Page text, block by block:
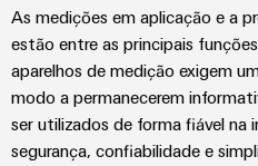
de
dados
e
produtos
para
Construção
inteligente
de
quadros
Fiação
do
sistema
CLP
e
soluções
laboratório
Suporte
Distribuição
Buscar
um
gerenciamento
Imprensa
As medições em aplicação e a
estão entre as principais
aparelhos de medição exigem
modo a permanecerem
ser utilizados de forma fiável na
segurança, confiabilidade e